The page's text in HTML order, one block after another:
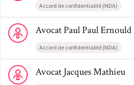
Accord de confidentialité (NDA)
Voir le profil de AvocatPaul Paul Ernould
AvocatPaulPaul Ernould
Accord de confidentialité (NDA)
Voir le profil de AvocatJacques Mathieu
AvocatJacquesMathieu